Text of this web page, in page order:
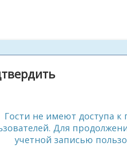
Гости не имеют доступа к
Для
учетной записью